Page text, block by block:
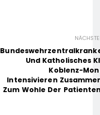
Und Katholisches
Koblenz-
Intensivieren
Zum Wohle Der